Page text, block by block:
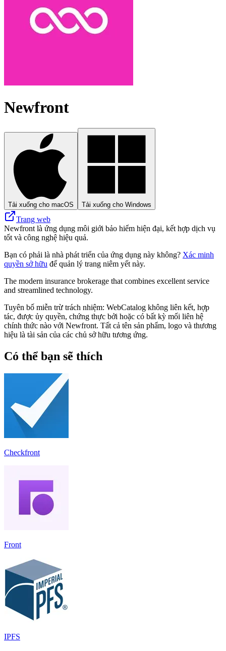
Newfront
Tải xuống cho macOS Tải xuống cho Windows
Trang web
Newfront là ứng dụng môi giới bảo hiểm hiện đại, kết hợp dịch vụ
tốt và công nghệ hiệu quả.
Bạn có phải là nhà phát triển của ứng dụng này không? Xác minh
quyền sở hữu để quản lý trang niêm yết này.
The modern insurance brokerage that combines excellent service
and streamlined technology.
Tuyên bố miễn trừ trách nhiệm: WebCatalog không liên kết, hợp
tác, được ủy quyền, chứng thực bởi hoặc có bất kỳ mối liên hệ
chính thức nào với Newfront. Tất cả tên sản phẩm, logo và thương
hiệu là tài sản của các chủ sở hữu tương ứng.
Có thể bạn sẽ thích
Checkfront
Front
IPFS